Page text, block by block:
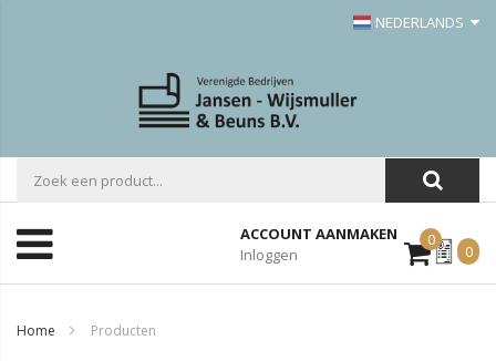
NEDERLANDS
ACCOUNT AANMAKEN
Inloggen
0Mijn
Offerte
0
Home Producten